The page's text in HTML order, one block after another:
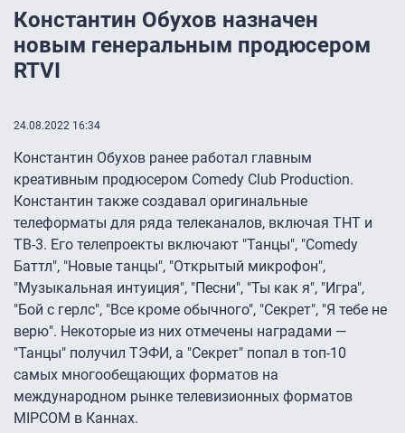
Константин Обухов назначен
новым генеральным продюсером
RTVI
24.08.2022 16:34
Константин Обухов ранее работал главным
креативным продюсером Comedy Club Production.
Константин также создавал оригинальные
телеформаты для ряда телеканалов, включая ТНТ и
ТВ-3. Его телепроекты включают "Танцы", "Comedy
Баттл", "Новые танцы", "Открытый микрофон",
"Музыкальная интуиция", "Песни", "Ты как я", "Игра",
"Бой с герлс", "Все кроме обычного", "Секрет", "Я тебе не
верю". Некоторые из них отмечены наградами —
"Танцы" получил ТЭФИ, а "Секрет" попал в топ-10
самых многообещающих форматов на
международном рынке телевизионных форматов
MIPCOM в Каннах.